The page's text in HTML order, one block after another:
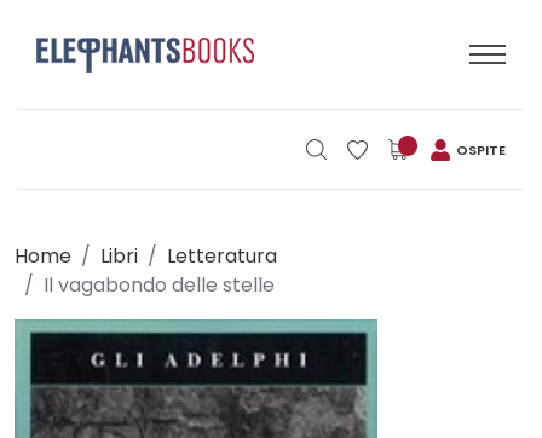
OSPITE
Home Libri
Letteratura
Il vagabondo delle stelle